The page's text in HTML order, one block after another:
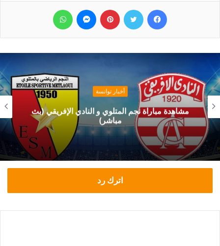
فيسبوك تويتر بينتيريست ماسنجر
أخبار توانسة
مشاهدة مباراة نجم المتلوي و النادي الإفريقي (بث
مباشر)
اترك رد